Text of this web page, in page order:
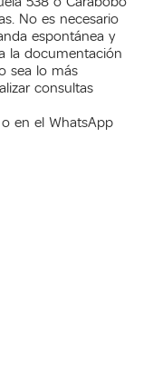
No es necesario
espontánea y
la documentación
sea lo más
consultas
en el WhatsApp